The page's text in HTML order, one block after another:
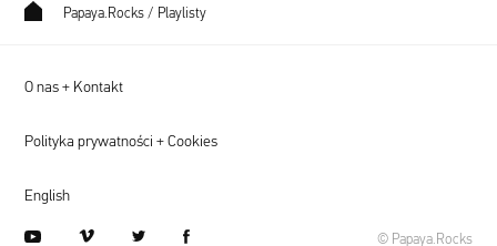
Papaya.Rocks / Playlisty
O nas + Kontakt
Polityka prywatności + Cookies
English
© Papaya.Rocks
youtube vimeo twitter facebook